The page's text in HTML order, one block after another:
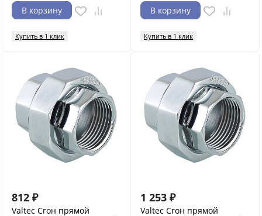
В корзину
Купить в 1 клик
В корзину
Купить в 1 клик
812 ₽
Valtec Сгон прямой
1 253 ₽
Valtec Сгон прямой